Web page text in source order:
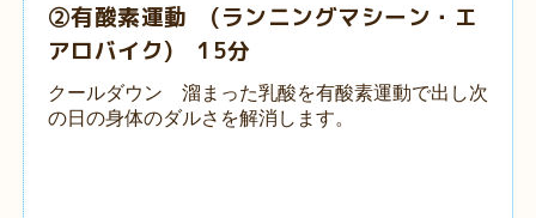
②有酸素運動 (ランニングマシーン・エ
アロバイク) 15分
クールダウン 溜まった乳酸を有酸素運動で出し次
の日の身体のダルさを解消します。